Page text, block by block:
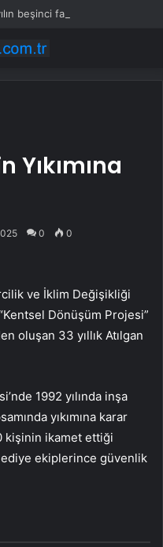
Yıkımına
0 0
ve İklim Değişikliği
Dönüşüm Projesi”
oluşan 33 yıllık Atılgan
1992 yılında inşa
yıkımına karar
kişinin ikamet ettiği
ekiplerince güvenlik